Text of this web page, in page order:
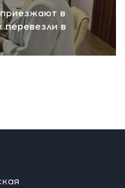
в
перевезли в